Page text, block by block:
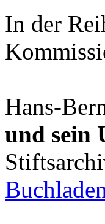
In der
Hans-
und sein